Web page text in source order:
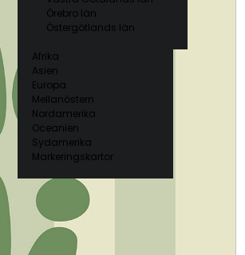
Örebro län
Östergötlands län
Afrika
Asien
Europa
Mellanöstern
Nordamerika
Oceanien
Sydamerika
Markeringskartor